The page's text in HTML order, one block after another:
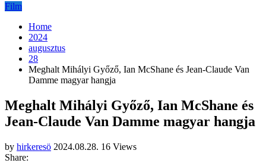
Film
Home
2024
augusztus
28
Meghalt Mihályi Győző, Ian McShane és Jean-Claude Van
Damme magyar hangja
Meghalt Mihályi Győző, Ian McShane és
Jean-Claude Van Damme magyar hangja
by hirkeresö 2024.08.28. 16 Views
Share: